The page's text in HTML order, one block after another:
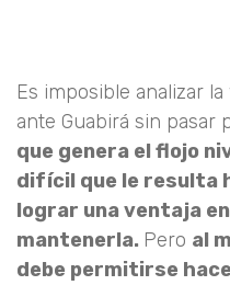
Es imposible analizar
ante Guabirá sin pasar
que genera el flojo
difícil que le resulta
lograr una ventaja
mantenerla. Pero al
debe permitirse